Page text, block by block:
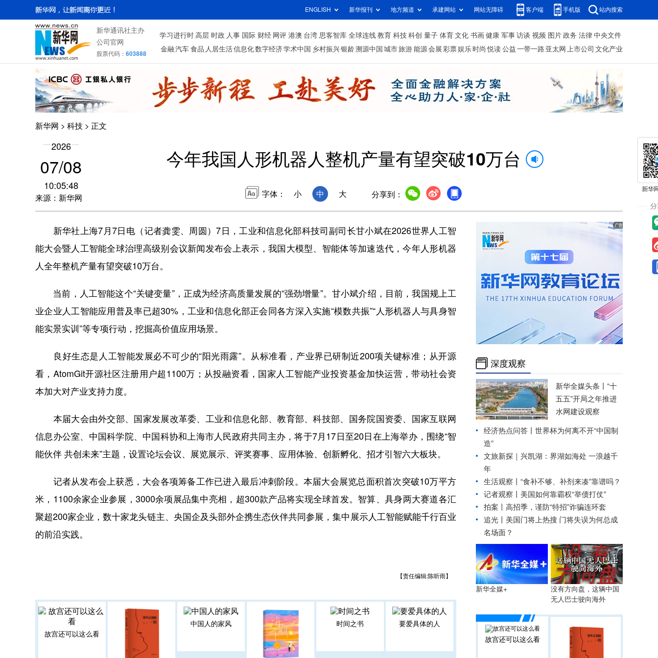
ENGLISH 新华报刊 地方频道 承建网站 网站无障碍 客户端 手机版 站内搜索
新华通讯社主办
公司官网
股票代码： 603888
学习进行时 高层 时政 人事 国际 财经 网评 港澳 台湾 思客智库 全球连线 教育 科技 科创 量子 体育 文化 书画 健康 军事 访谈 视频 图片 政务 法律 中央文件
金融 汽车 食品 人居生活信息化数字经济学术中国 乡村振兴银龄溯源中国 城市旅游 能源 会展 彩票娱乐 时尚 悦读 公益 一带一路 亚太网 上市公司 文化产业
新华网 > 科技 > 正文
2026
07/08
10:05:48
来源：新华网
今年我国人形机器人整机产量有望突破10万台
字体： 小 中 大 分享到：
新华社上海7月7日电（记者龚雯、周圆）7日，工业和信息化部科技司副司长甘小斌在2026世界人工智
能大会暨人工智能全球治理高级别会议新闻发布会上表示，我国大模型、智能体等加速迭代，今年人形机器
人全年整机产量有望突破10万台。
当前，人工智能这个“关键变量”，正成为经济高质量发展的“强劲增量”。甘小斌介绍，目前，我国规上工
业企业人工智能应用普及率已超30%，工业和信息化部正会同各方深入实施“模数共振”“人形机器人与具身智
能实景实训”等专项行动，挖掘高价值应用场景。
良好生态是人工智能发展必不可少的“阳光雨露”。从标准看，产业界已研制近200项关键标准；从开源
看，AtomGit开源社区注册用户超1100万；从投融资看，国家人工智能产业投资基金加快运营，带动社会资
本加大对产业支持力度。
本届大会由外交部、国家发展改革委、工业和信息化部、教育部、科技部、国务院国资委、国家互联网
信息办公室、中国科学院、中国科协和上海市人民政府共同主办，将于7月17日至20日在上海举办，围绕“智
能伙伴 共创未来”主题，设置论坛会议、展览展示、评奖赛事、应用体验、创新孵化、招才引智六大板块。
记者从发布会上获悉，大会各项筹备工作已进入最后冲刺阶段。本届大会展览总面积首次突破10万平方
米，1100余家企业参展，3000余项展品集中亮相，超300款产品将实现全球首发。智算、具身两大赛道各汇
聚超200家企业，数十家龙头链主、央国企及头部外企携生态伙伴共同参展，集中展示人工智能赋能千行百业
的前沿实践。
【责任编辑:陈听雨】
故宫还可以这么看
中国人的家风 时间之书 要爱具体的人
深度观察
新华全媒头条丨 “十
五五”开局之年推进
水网建设观察
经济热点问答丨世界杯为何离不开“中国制
造”
文旅新探｜兴凯湖：界湖如海处 一浪越千
年
生活观察丨“食补不够、补剂来凑”靠谱吗？
记者观察丨美国如何靠霸权“举债打仗”
拍案丨高招季，谨防“特招”诈骗连环套
追光丨 美国门将上热搜 门将失误为何总成
名场面？
新华全媒+
没有方向盘，这辆中国
无人巴士驶向海外
故宫还可以这么看